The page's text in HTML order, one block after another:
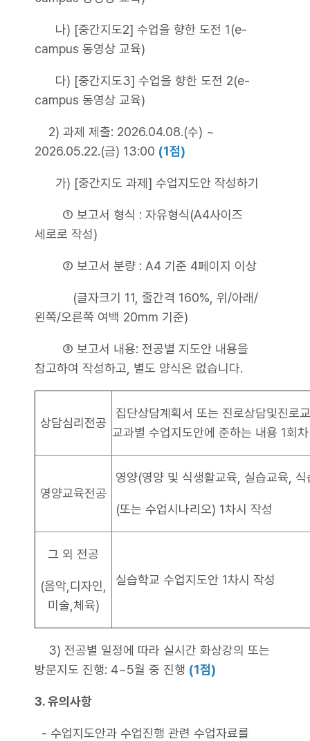
나) [중간지도2] 수업을 향한 도전 1(e-
campus 동영상 교육)
다) [중간지도3] 수업을 향한 도전 2(e-
campus 동영상 교육)
2) 과제 제출: 2026.04.08.(수) ~
2026.05.22.(금) 13:00 (1점)
가) [중간지도 과제] 수업지도안 작성하기
① 보고서 형식 : 자유형식(A4사이즈
세로로 작성)
② 보고서 분량 : A4 기준 4페이지 이상
(글자크기 11, 줄간격 160%, 위/아래/
왼쪽/오른쪽 여백 20mm 기준)
③ 보고서 내용: 전공별 지도안 내용을
참고하여 작성하고, 별도 양식은 없습니다.
상담심리전공
집단상담계획서 또는 진로상담및진로
교과별 수업지도안에 준하는 내용 1회
영양교육전공
영양(영양 및 식생활교육, 실습교육,
(또는 수업시나리오) 1차시 작성
그 외 전공
(음악,디자인,
미술,체육)
실습학교 수업지도안 1차시 작성
3) 전공별 일정에 따라 실시간 화상강의 또는
방문지도 진행: 4~5월 중 진행 (1점)
3. 유의사항
- 수업지도안과 수업진행 관련 수업자료를